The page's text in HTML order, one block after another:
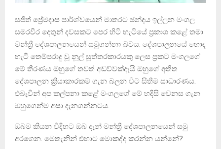
සජිත් ප්‍රේමදාස පාර්ශ්වයෙන් මාතරට ඡන්දය ඉල්ලන මංගල
සමරවීර දෙතුන් දවසකට පෙර හිටි හැටියේ ප්‍රකාශ කළේ තමා
මන්ත්‍රී දේශපාලනයෙන් සමුගන්නා බවය. දේශපාලනයේ හොඳ
හැටි තෙම්පරාදු වූ නූල් සූත්තරකාරයකු ලෙස ප්‍රකට මංගලගේ
මේ තීරණය ඔහුගේ තවත් අඩව්වක්දැයි ඔහුගේ අතීත
දේශපාලන ක්‍රියාකාරකම් ගැන බලන විට සිතීම සාධාරණය.
එබැවින් අප කල්පනා කළේ මංගලගේ මේ හදිසි වෙනස ගැන
ඔහුගෙන්ම අසා දැනගන්නටය.
ඔබම කියන විදිහට ඔබ දැන් මන්ත්‍රී දේශපාලනයෙන් සමු
අරගෙන. මෙතැනින් එහාට මොකද්ද කරන්න යන්නේ?